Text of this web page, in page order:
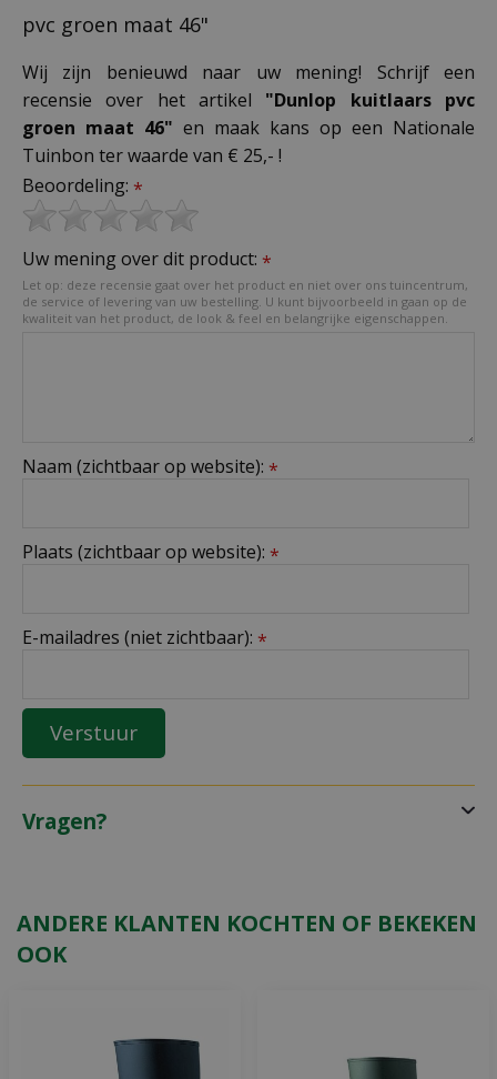
pvc groen maat 46"
Wij zijn benieuwd naar uw mening! Schrijf een
recensie over het artikel "Dunlop kuitlaars pvc
groen maat 46" en maak kans op een Nationale
Tuinbon ter waarde van € 25,- !
Beoordeling: *
Uw mening over dit product: *
Let op: deze recensie gaat over het product en niet over ons tuincentrum,
de service of levering van uw bestelling. U kunt bijvoorbeeld in gaan op de
kwaliteit van het product, de look & feel en belangrijke eigenschappen.
Naam (zichtbaar op website): *
Plaats (zichtbaar op website): *
E-mailadres (niet zichtbaar): *
Vragen?
ANDERE KLANTEN KOCHTEN OF BEKEKEN
OOK